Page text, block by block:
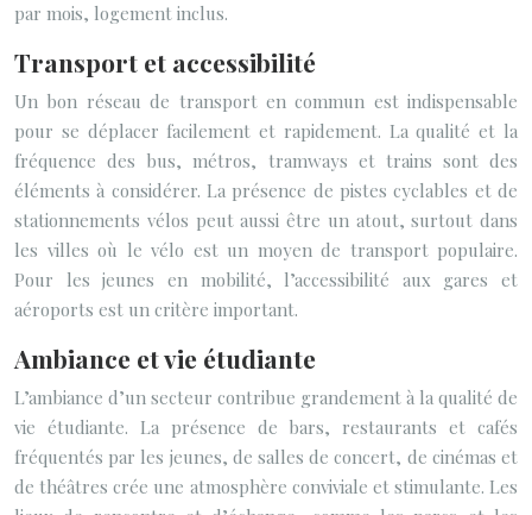
par mois, logement inclus.
Transport et accessibilité
Un bon réseau de transport en commun est indispensable
pour se déplacer facilement et rapidement. La qualité et la
fréquence des bus, métros, tramways et trains sont des
éléments à considérer. La présence de pistes cyclables et de
stationnements vélos peut aussi être un atout, surtout dans
les villes où le vélo est un moyen de transport populaire.
Pour les jeunes en mobilité, l’accessibilité aux gares et
aéroports est un critère important.
Ambiance et vie étudiante
L’ambiance d’un secteur contribue grandement à la qualité de
vie étudiante. La présence de bars, restaurants et cafés
fréquentés par les jeunes, de salles de concert, de cinémas et
de théâtres crée une atmosphère conviviale et stimulante. Les